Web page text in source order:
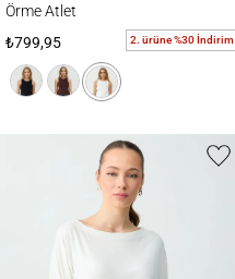
Örme Atlet
₺799,95
2. ürüne %30 İndirim